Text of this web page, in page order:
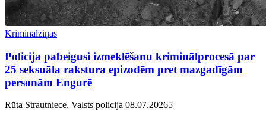
Kriminālziņas
Policija pabeigusi izmeklēšanu kriminālprocesā par
25 seksuāla rakstura epizodēm pret mazgadīgām
personām Engurē
Rūta Strautniece, Valsts policija 08.07.20265